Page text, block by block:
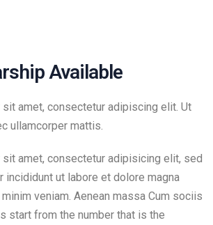
Available
amet, consectetur adipiscing elit. Ut
ullamcorper mattis.
amet, consectetur adipisicing elit, sed
incididunt ut labore et dolore magna
veniam. Aenean massa Cum sociis
start from the number that is the